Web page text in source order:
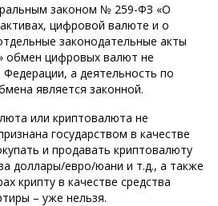
законом № 259-ФЗ «О
цифровой валюте и о
законодательные акты
обмен цифровых валют не
а деятельность по
является законной.
или криптовалюта не
государством в качестве
и продавать криптовалюту
доллары/евро/юани и т.д., а также
крипту в качестве средства
– уже нельзя.